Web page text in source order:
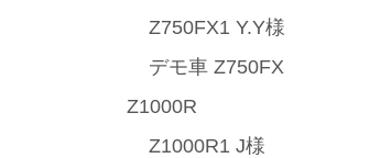
Z750FX1 Y.Y様
デモ車 Z750FX
Z1000R
Z1000R1 J様